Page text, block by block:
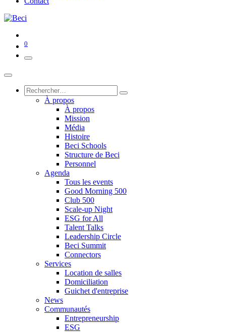
0
À propos
À propos
Mission
Média
Histoire
Beci Schools
Structure de Beci
Personnel
Agenda
Tous les events
Good Morning 500
Club 500
Scale-up Night
ESG for All
Talent Talks
Leadership Circle
Beci Summit
Connectors
Services
Location de salles
Domiciliation
Guichet d'entreprise
News
Communautés
Entrepreneurship
ESG